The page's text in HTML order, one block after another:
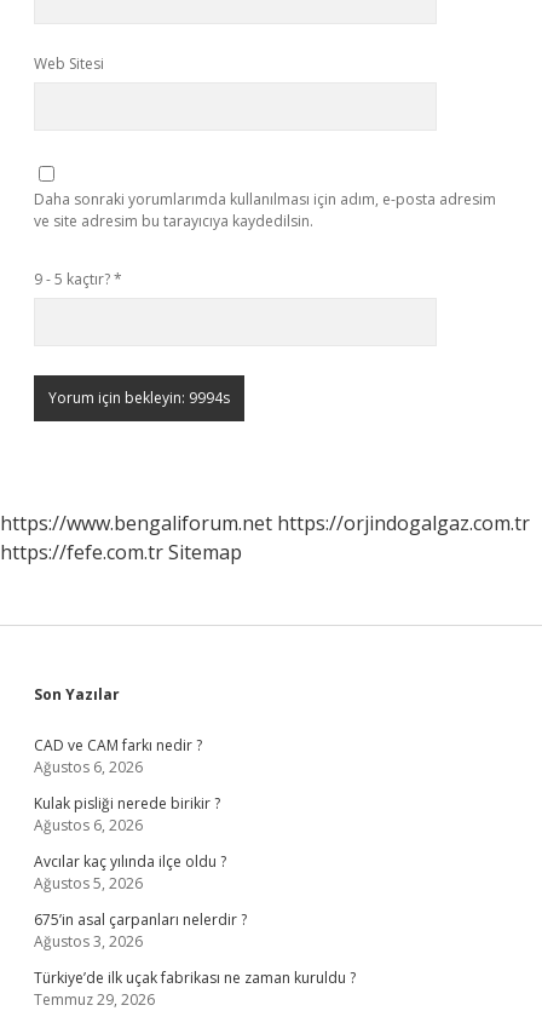
Web Sitesi
Daha sonraki yorumlarımda kullanılması için adım, e-posta adresim
ve site adresim bu tarayıcıya kaydedilsin.
9 - 5 kaçtır?*
https://www.bengaliforum.net https://orjindogalgaz.com.tr
https://fefe.com.trSitemap
Sidebar
Son Yazılar
CAD ve CAM farkı nedir ?
Ağustos 6, 2026
Kulak pisliği nerede birikir ?
Ağustos 6, 2026
Avcılar kaç yılında ilçe oldu ?
Ağustos 5, 2026
675’in asal çarpanları nelerdir ?
Ağustos 3, 2026
Türkiye’de ilk uçak fabrikası ne zaman kuruldu ?
Temmuz 29, 2026